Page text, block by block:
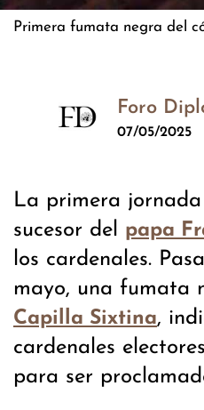
Primera fumata negra del
Foro
07/05/2025
La primera
sucesor del papa
los cardenales.
mayo, una fumata
Capilla Sixtina,
cardenales
para ser